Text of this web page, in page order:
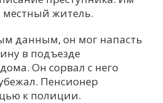
Ч
Я
местный житель.
данным, он мог напасть
в подъезде
Он сорвал с него
Пенсионер
к полиции.